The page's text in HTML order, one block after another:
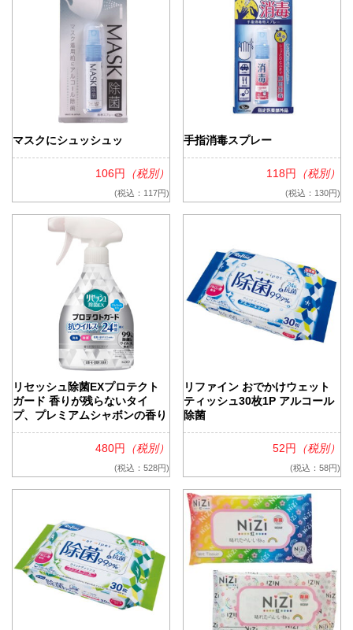
マスクにシュッシュッ
106円 （税別）
(税込：117円)
手指消毒スプレー
118円 （税別）
(税込：130円)
リセッシュ除菌EXプロテクト
ガード 香りが残らないタイ
プ、プレミアムシャボンの香り
480円 （税別）
(税込：528円)
リファイン おでかけウェット
ティッシュ30枚1P アルコール
除菌
52円 （税別）
(税込：58円)